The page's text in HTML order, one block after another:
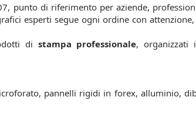
punto di riferimento per aziende,
esperti segue ogni ordine con
di stampa professionale, organizzati
pannelli rigidi in forex, alluminio,